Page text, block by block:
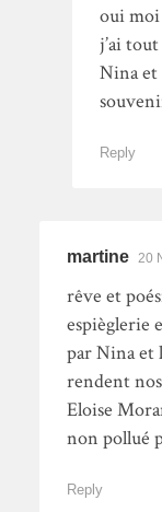
oui moi
j’ai
Nina et
Reply
martine 20
rêve et
espièglerie
par Nina et
rendent
Eloise
non pollué
Reply